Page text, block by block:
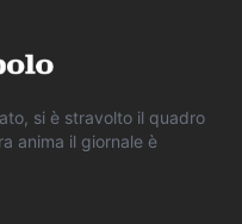
si è stravolto il quadro
anima il giornale è